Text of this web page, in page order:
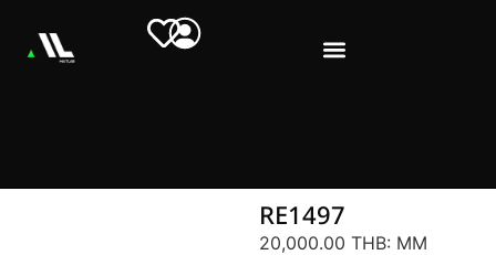
RE1497
20,000.00 THB: MM